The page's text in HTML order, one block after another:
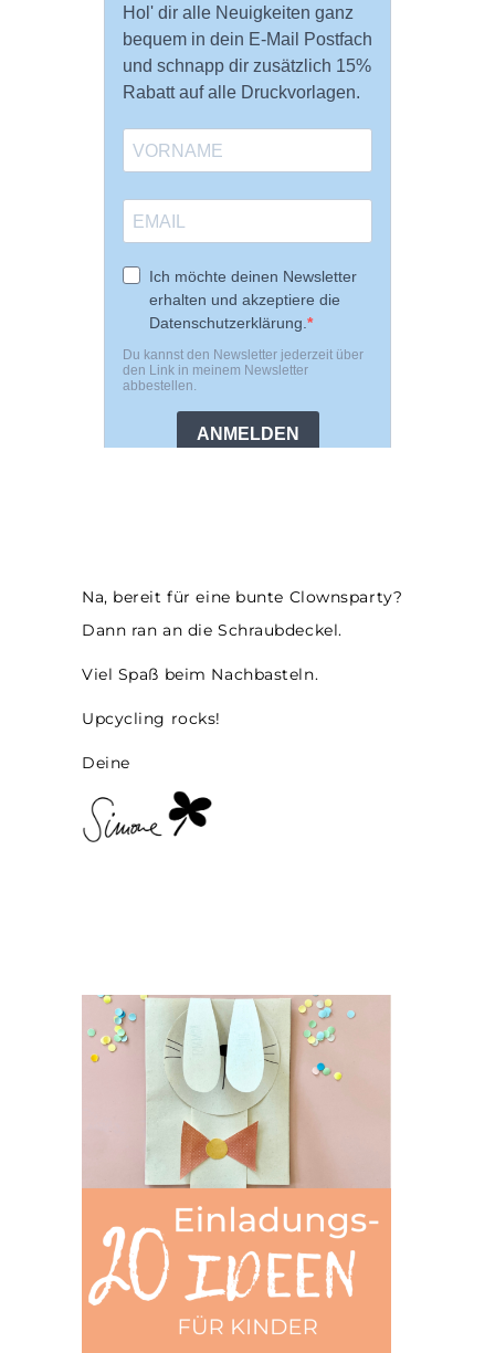
Na, bereit für eine bunte Clownsparty?
Dann ran an die Schraubdeckel.
Viel Spaß beim Nachbasteln.
Upcycling rocks!
Deine